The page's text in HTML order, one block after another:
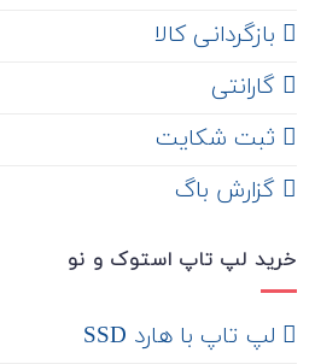
‌ بازگردانی کالا
گارانتی
ثبت شکایت
‌ گزارش باگ
خرید لپ تاپ استوک و نو
لپ تاپ با هارد SSD